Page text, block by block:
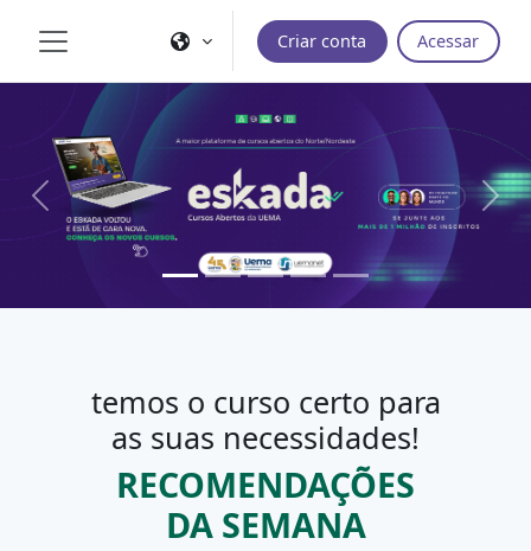
Ir para o conteúdo principal
Criar conta Acessar
Previous Next
temos o curso certo para
as suas necessidades!
RECOMENDAÇÕES
DA SEMANA